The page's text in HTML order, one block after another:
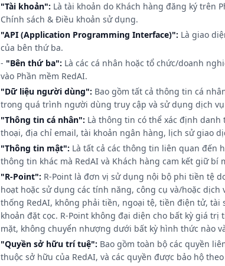
"Tài khoản": Là tài khoản do Khách hàng đăng ký trên
Chính sách & Điều khoản sử dụng.
"API (Application Programming Interface)": Là giao
của bên thứ ba.
- "Bên thứ ba": Là các cá nhân hoặc tổ chức/doanh
vào Phần mềm RedAI.
"Dữ liệu người dùng": Bao gồm tất cả thông tin cá
trong quá trình người dùng truy cập và sử dụng dịch
"Thông tin cá nhân": Là thông tin có thể xác định
thoại, địa chỉ email, tài khoản ngân hàng, lịch sử giao
"Thông tin mật": Là tất cả các thông tin liên quan đến
thông tin khác mà RedAI và Khách hàng cam kết giữ
"R-Point": R-Point là đơn vị sử dụng nội bộ phi tiền tệ
hoạt hoặc sử dụng các tính năng, công cụ và/hoặc
thống RedAI, không phải tiền, ngoại tệ, tiền điện tử,
khoản đặt cọc. R-Point không đại diện cho bất kỳ giá
mặt, không chuyển nhượng dưới bất kỳ hình thức nào
"Quyền sở hữu trí tuệ": Bao gồm toàn bộ các quyền
thuộc sở hữu của RedAI, và các quyền được bảo hộ